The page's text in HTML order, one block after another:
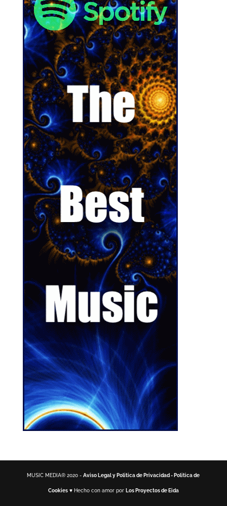
MUSIC MEDIA® 2020 -Aviso Legal y Politica de Privacidad - Politica de
Cookies♥ Hecho con amor por Los Proyectos de Eida